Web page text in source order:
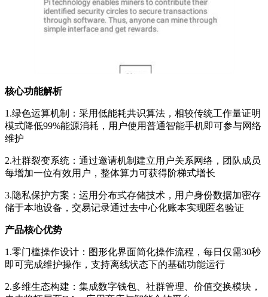
核心功能解析
1.绿色运算机制：采用低能耗共识算法，相较传统工作量证明
模式降低99%能源消耗，用户使用普通智能手机即可参与网络
维护
2.社群裂变系统：通过邀请机制建立用户关系网络，团队成员
每增加一位有效用户，整体算力可获得阶梯式增长
3.隐私保护方案：运用分布式存储技术，用户身份数据加密存
储于本地设备，交易记录通过去中心化账本实现匿名验证
产品核心优势
1.零门槛操作设计：图形化界面简化操作流程，每日仅需30秒
即可完成维护操作，支持离线状态下的基础功能运行
2.多维生态构建：集成数字钱包、社群管理、价值交换模块，